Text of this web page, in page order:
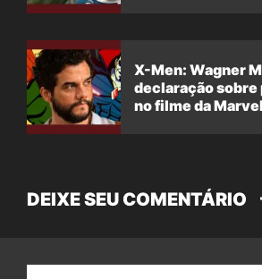
X-Men: Wagner
declaração sobre
no filme da Marvel
DEIXE SEU COMENTÁRIO